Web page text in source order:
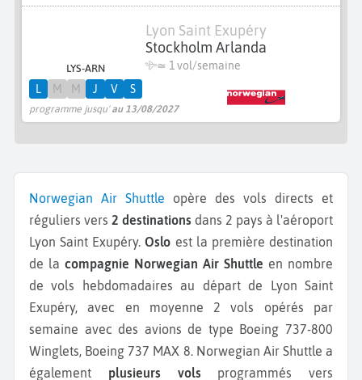
LYS-ARN
Lyon Saint Exupéry
Stockholm Arlanda
≃ 1 vol/semaine
programme jusqu'au 13/08/2027
L M M J V S
Norwegian Air Shuttle opère des vols directs et
réguliers vers 2 destinations dans 2 pays à l'aéroport
Lyon Saint Exupéry.Oslo est la première destination
de la compagnie Norwegian Air Shuttle en nombre
de vols hebdomadaires au départ de Lyon Saint
Exupéry, avec en moyenne 2 vols opérés par
semaine avec des avions de type Boeing 737-800
Winglets, Boeing 737 MAX 8. Norwegian Air Shuttle a
également plusieurs vols programmés vers